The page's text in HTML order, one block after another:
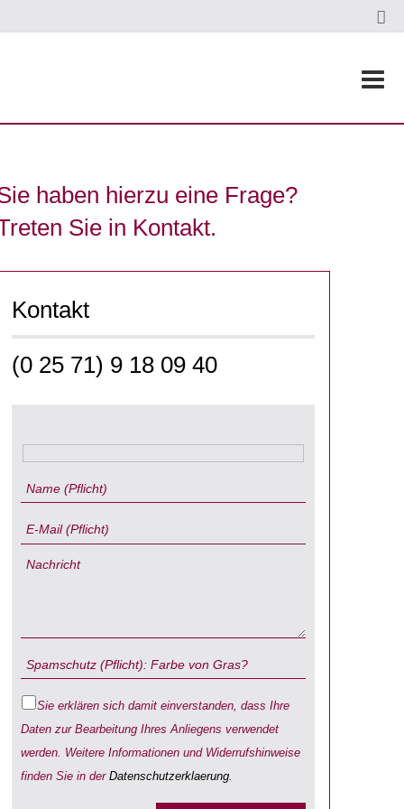
haben hierzu eine Frage?
Sie in Kontakt.
Kontakt
(0 25 71) 9 18 09 40
Sie erklären sich damit einverstanden, dass Ihre
Daten zur Bearbeitung Ihres Anliegens verwendet
werden. Weitere Informationen und Widerrufshinweise
finden Sie in derDatenschutzerklaerung.